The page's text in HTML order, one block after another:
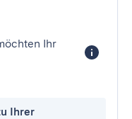
Ihr
Ihrer